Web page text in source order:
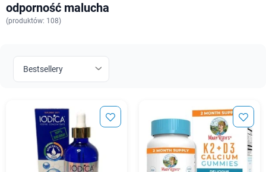
odporność malucha
(produktów: 108)